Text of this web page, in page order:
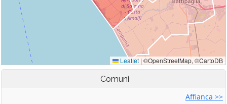
Comuni
Affianca >>